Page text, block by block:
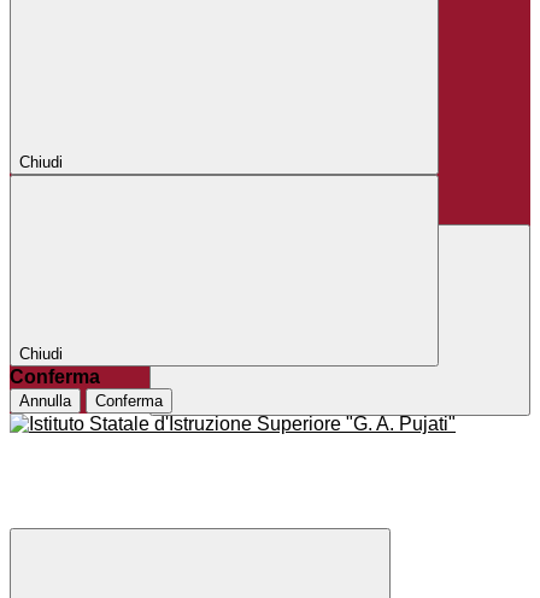
Chiudi
Chiudi
Conferma
Annulla Conferma